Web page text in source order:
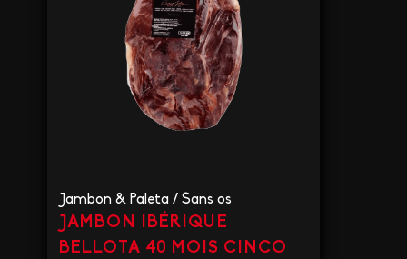
Jambon & Paleta / Sans os
JAMBON IBÉRIQUE
BELLOTA 40 MOIS CINCO